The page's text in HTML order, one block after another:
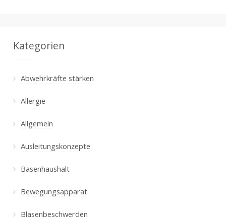
Kategorien
Abwehrkräfte stärken
Allergie
Allgemein
Ausleitungskonzepte
Basenhaushalt
Bewegungsapparat
Blasenbeschwerden